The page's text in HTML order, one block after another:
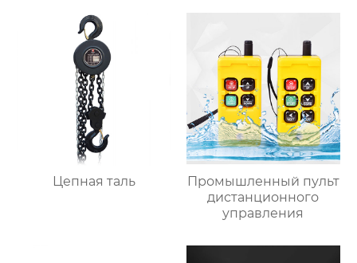
Цепная таль
Промышленный пульт
дистанционного
управления